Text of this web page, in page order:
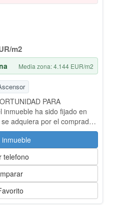
m2
Media zona: 4.144 EUR/m2
PARA
inmueble ha sido fijado en
adquiera por el comprador
que no aplicaría dicho
de la escritura
libre de ocupantes. Las
con el estado
de visita interior. No
requieran financiación
Apartamento en el centro de
apartamento en
inmueble
telefono